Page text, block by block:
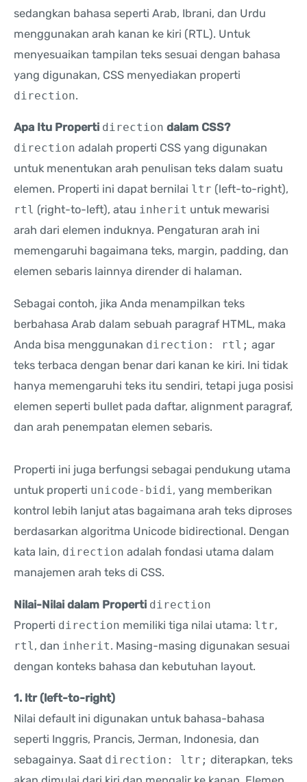
sedangkan bahasa seperti Arab, Ibrani, dan Urdu
menggunakan arah kanan ke kiri (RTL). Untuk
menyesuaikan tampilan teks sesuai dengan bahasa
yang digunakan, CSS menyediakan properti
direction.
Apa Itu Properti direction dalam CSS?
direction adalah properti CSS yang digunakan
untuk menentukan arah penulisan teks dalam suatu
elemen. Properti ini dapat bernilai ltr (left-to-right),
rtl (right-to-left), atau inherit untuk mewarisi
arah dari elemen induknya. Pengaturan arah ini
memengaruhi bagaimana teks, margin, padding, dan
elemen sebaris lainnya dirender di halaman.
Sebagai contoh, jika Anda menampilkan teks
berbahasa Arab dalam sebuah paragraf HTML, maka
Anda bisa menggunakan direction: rtl; agar
teks terbaca dengan benar dari kanan ke kiri. Ini tidak
hanya memengaruhi teks itu sendiri, tetapi juga posisi
elemen seperti bullet pada daftar, alignment paragraf,
dan arah penempatan elemen sebaris.
Properti ini juga berfungsi sebagai pendukung utama
untuk properti unicode-bidi, yang memberikan
kontrol lebih lanjut atas bagaimana arah teks diproses
berdasarkan algoritma Unicode bidirectional. Dengan
kata lain, direction adalah fondasi utama dalam
manajemen arah teks di CSS.
Nilai-Nilai dalam Properti direction
Properti direction memiliki tiga nilai utama: ltr,
rtl , dan inherit. Masing-masing digunakan sesuai
dengan konteks bahasa dan kebutuhan layout.
1. ltr (left-to-right)
Nilai default ini digunakan untuk bahasa-bahasa
seperti Inggris, Prancis, Jerman, Indonesia, dan
sebagainya. Saat direction: ltr; diterapkan, teks